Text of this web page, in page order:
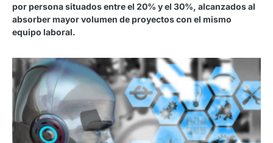
por persona situados entre el 20% y el 30%, alcanzados al
absorber mayor volumen de proyectos con el mismo
equipo laboral.